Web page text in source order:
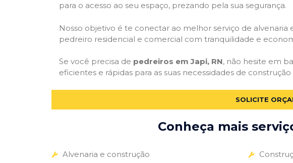
para o acesso ao seu espaço, prezando pela sua segurança.
Nosso objetivo é te conectar ao melhor serviço de
pedreiro residencial e comercial com tranquilidade e
Se você precisa de pedreiros em Japi, RN, não hesite em
eficientes e rápidas para as suas necessidades de
SOLICITE
Conheça mais
Alvenaria e construção